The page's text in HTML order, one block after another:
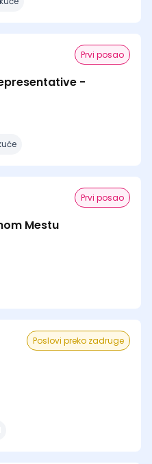
Prvi posao
-
Prvi posao
Mestu
Poslovi preko zadruge